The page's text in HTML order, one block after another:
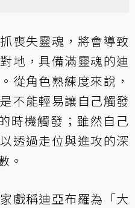
喪失靈魂，將會導致
地，具備滿靈魂的迪
從角色熟練度來說，
不能輕易讓自己觸發
時機觸發；雖然自己
透過走位與進攻的深
。
戲稱迪亞布羅為「大